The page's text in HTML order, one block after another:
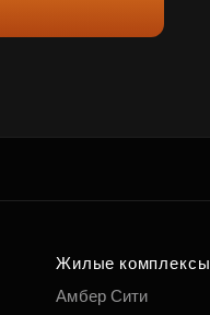
Жилые комплексы
Амбер Сити